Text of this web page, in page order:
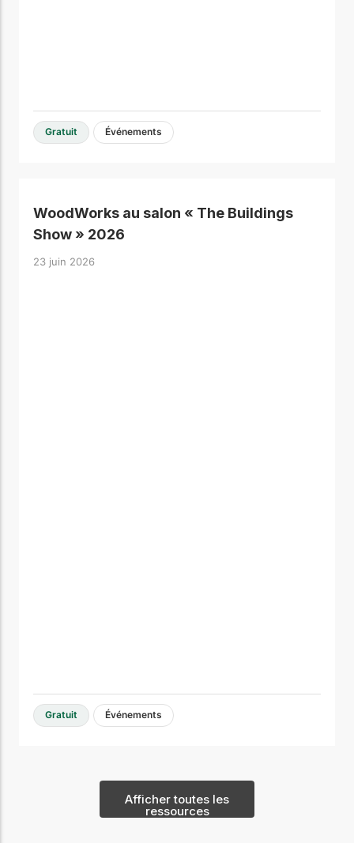
Gratuit Événements
WoodWorks au salon « The Buildings
Show » 2026
23 juin 2026
Gratuit Événements
Afficher toutes les
ressources